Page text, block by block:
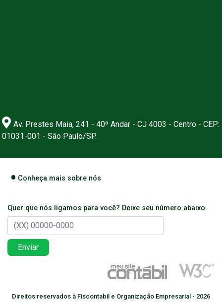
Av. Prestes Maia, 241 - 40º Andar - CJ 4003 - Centro - CEP:
01031-001 - São Paulo/SP.
Conheça mais sobre nós
Quer que nós ligamos para você? Deixe seu número abaixo.
Enviar
Direitos reservados à Fiscontabil e Organização Empresarial - 2026